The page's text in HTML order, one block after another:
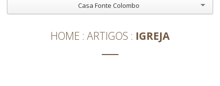
Casa Fonte Colombo
HOME ARTIGOS IGREJA